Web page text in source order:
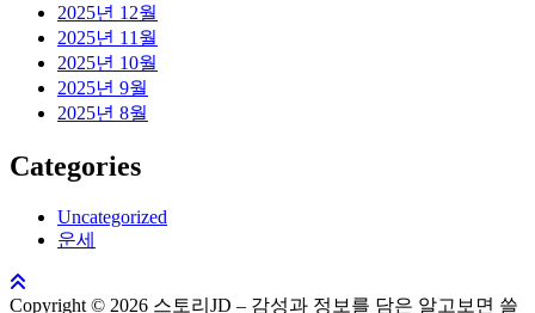
2025년 12월
2025년 11월
2025년 10월
2025년 9월
2025년 8월
Categories
Uncategorized
운세
Copyright © 2026 스토리JD – 감성과 정보를 담은 알고보면 쓸